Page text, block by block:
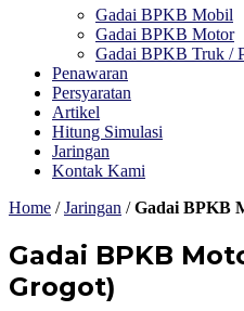
Gadai BPKB Mobil
Gadai BPKB Motor
Gadai BPKB Truk /
Penawaran
Persyaratan
Artikel
Hitung Simulasi
Jaringan
Kontak Kami
Home /Jaringan /Gadai BPKB
Gadai BPKB
Grogot)